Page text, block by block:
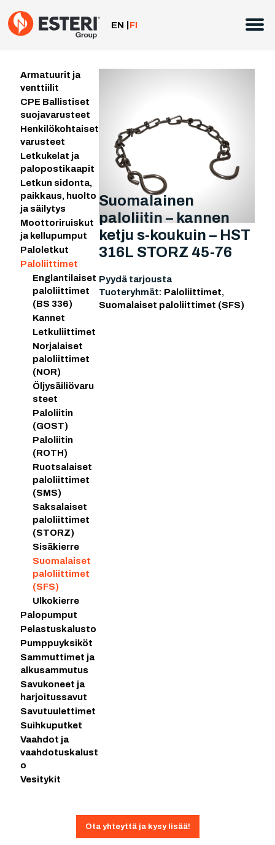
sisältöön
EN FI
Armatuurit ja
venttiilit
CPE Ballistiset
suojavarusteet
Henkilökohtaiset
varusteet
Letkukelat ja
palopostikaapit
Letkun sidonta,
paikkaus, huolto
ja säilytys
Moottoriruiskut
ja kellupumput
Paloletkut
Paloliittimet
Englantilaiset
paloliittimet
(BS 336)
Kannet
Letkuliittimet
Norjalaiset
paloliittimet
(NOR)
Öljysäiliövaru
steet
Paloliitin
(GOST)
Paloliitin
(ROTH)
Ruotsalaiset
paloliittimet
(SMS)
Saksalaiset
paloliittimet
(STORZ)
Sisäkierre
Suomalaiset
paloliittimet
(SFS)
Ulkokierre
Palopumput
Pelastuskalusto
Pumppuyksiköt
Sammuttimet ja
alkusammutus
Savukoneet ja
harjoitussavut
Savutuulettimet
Suihkuputket
Vaahdot ja
vaahdotuskalust
o
Vesitykit
Suomalainen
paloliitin – kannen
ketju s-koukuin – HST
316L STORZ 45-76
Pyydä tarjousta
Tuoteryhmät: Paloliittimet,
Suomalaiset paloliittimet (SFS)
Ota yhteyttä ja kysy lisää!